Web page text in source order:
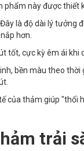
này được thiết
Đây là độ dài lý tưởng
hơn.
tốt, cực kỳ êm ái khi
bền màu theo
của thảm giúp "thổi
trải